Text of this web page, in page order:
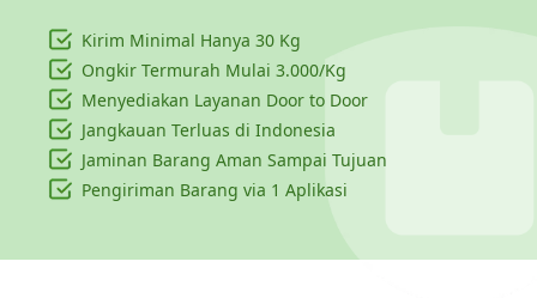
Kirim Minimal Hanya 30 Kg
Ongkir Termurah Mulai 3.000/Kg
Menyediakan Layanan Door to Door
Jangkauan Terluas di Indonesia
Jaminan Barang Aman Sampai Tujuan
Pengiriman Barang via 1 Aplikasi